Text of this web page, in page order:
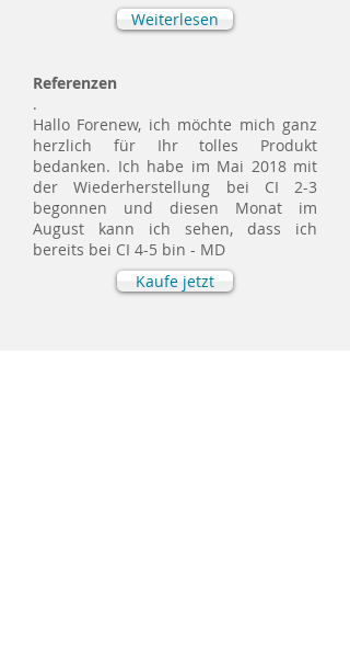
Weiterlesen
Referenzen
.
Hallo Forenew, ich möchte mich ganz
herzlich für Ihr tolles Produkt
bedanken. Ich habe im Mai 2018 mit
der Wiederherstellung bei CI 2-3
begonnen und diesen Monat im
August kann ich sehen, dass ich
bereits bei CI 4-5 bin - MD
Kaufe jetzt